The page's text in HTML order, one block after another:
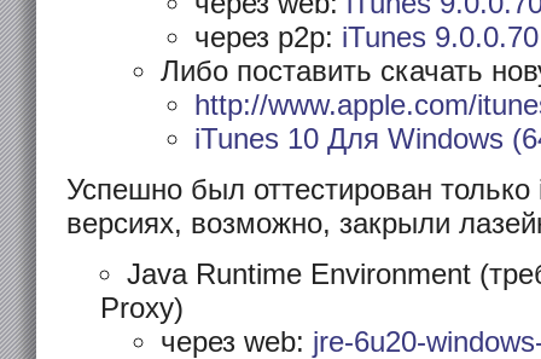
через p2p: iTunes
Либо поставить скачать
http://www.apple.com/
iTunes 10 Для Windows
Успешно был оттестирован
версиях, возможно, закрыли
Java Runtime Environment
Proxy)
через web: jre-6u20-